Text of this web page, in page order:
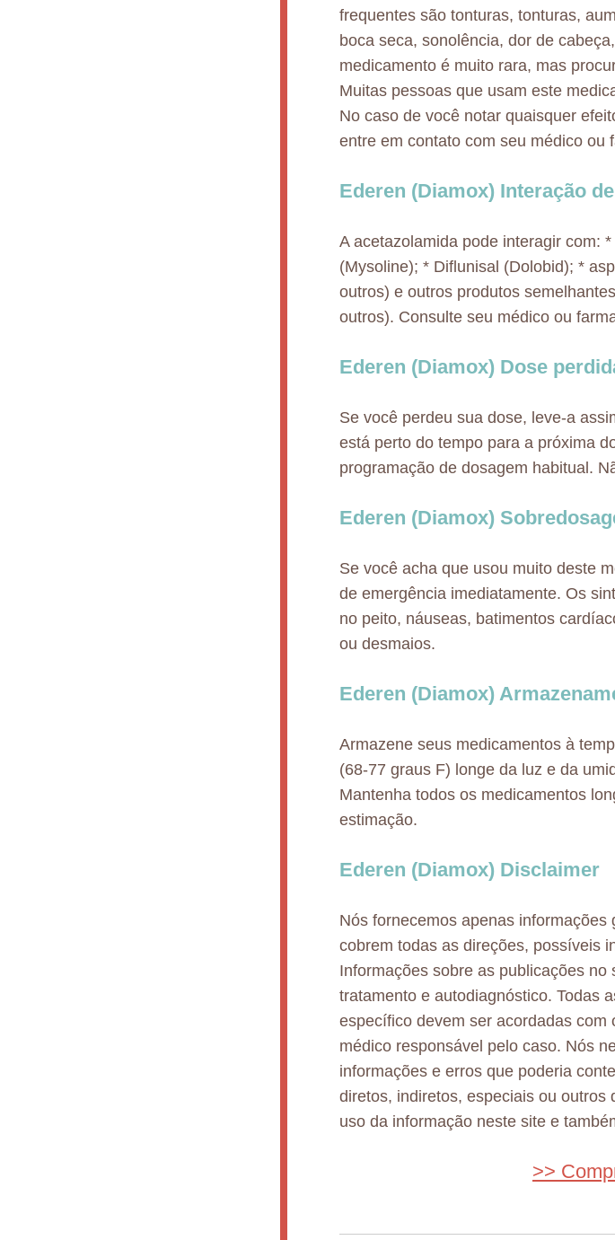
frequentes são tonturas, tonturas,
boca seca, sonolência, dor de
medicamento é muito rara, mas
Muitas pessoas que usam este
No caso de você notar quaisquer
entre em contato com seu médico ou
Ederen (Diamox) Interação
A acetazolamida pode interagir com:
(Mysoline); * Diflunisal (Dolobid); *
outros) e outros produtos
outros). Consulte seu médico ou
Ederen (Diamox) Dose
Se você perdeu sua dose, leve-a
está perto do tempo para a próxima
programação de dosagem habitual.
Ederen (Diamox)
Se você acha que usou muito deste
de emergência imediatamente. Os
no peito, náuseas, batimentos
ou desmaios.
Ederen (Diamox)
Armazene seus medicamentos à
(68-77 graus F) longe da luz e da
Mantenha todos os medicamentos
estimação.
Ederen (Diamox) Disclaimer
Nós fornecemos apenas
cobrem todas as direções, possíveis
Informações sobre as publicações
tratamento e autodiagnóstico. Todas
específico devem ser acordadas
médico responsável pelo caso. Nós
informações e erros que poderia
diretos, indiretos, especiais ou
uso da informação neste site e
>>